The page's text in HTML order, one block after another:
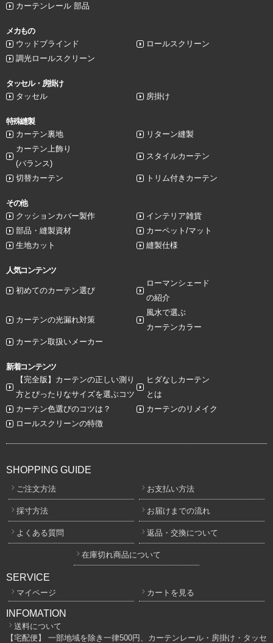
カーテンレール 部品
メカもの
ウッドブラインド
ロールスクリーン
調光ロールスクリーン
タッセル・房掛け
タッセル
房掛け
特殊縫製
カーテン裏地
リターン縫製
カーテン上飾り
(バランス)
スタイルカーテン
切替カーテン トリム付きカーテン
その他
クッションカバー製作
インテリア雑貨
部品・縫製資材
カーペット/マット
生地カット
縫製仕様
人気コンテンツ
初めてのカーテン選び
ローマンシェード
の紹介
カーテンの光漏れ対策
風水で選ぶ
カーテンカラー
カーテン取扱いメーカー
新着コンテンツ
【完全版】カーテンの正しい測り
方とぴったりなサイズを選ぶコツ
ヒダなしカーテン
とは
カーテン色選びのコツは？
カーテンのリメイク
ロールスクリーンの特徴
SHOPPING GUIDE
ご注文方法 お支払い方法
採寸方法 お届けまでの流れ
よくある質問 返品・交換について
在庫切れ商品について
SERVICE
マイページ カートを見る
INFOMATION
送料について
【宅配便】 一部地域を除き一律500円、カーテンレール・房掛け・タッセ